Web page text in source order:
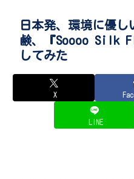
日本発、環境に優し
鹸、『Soooo Silk
してみた
X
LINE